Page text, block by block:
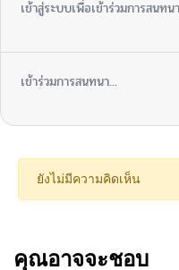
เข้าสู่ระบบเพื่อเข้าร่วมการสนทนา
เข้าร่วมการสนทนา...
ยังไม่มีความคิดเห็น
คุณอาจจะชอบ